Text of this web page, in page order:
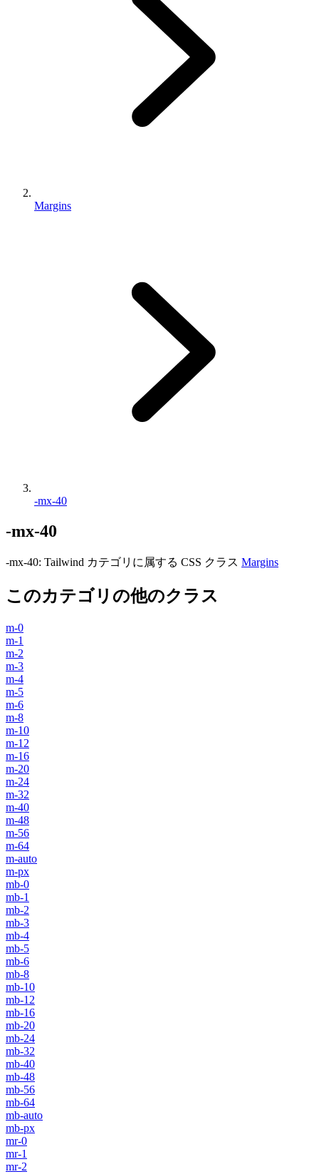
Margins
-mx-40
-mx-40
-mx-40: Tailwind カテゴリに属する​​ CSS クラス Margins
このカテゴリの他のクラス
m-0
m-1
m-2
m-3
m-4
m-5
m-6
m-8
m-10
m-12
m-16
m-20
m-24
m-32
m-40
m-48
m-56
m-64
m-auto
m-px
mb-0
mb-1
mb-2
mb-3
mb-4
mb-5
mb-6
mb-8
mb-10
mb-12
mb-16
mb-20
mb-24
mb-32
mb-40
mb-48
mb-56
mb-64
mb-auto
mb-px
mr-0
mr-1
mr-2